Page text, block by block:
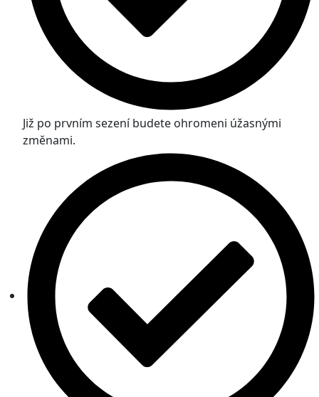
Již po prvním sezení budete ohromeni úžasnými
změnami.